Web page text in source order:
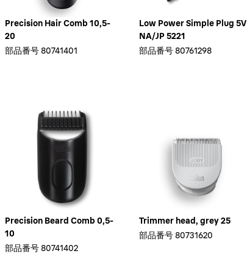
Precision Hair Comb 10,5-
20
部品番号80741401
Low Power Simple Plug 5V
NA/JP 5221
部品番号80761298
Precision Beard Comb 0,5-
10
部品番号80741402
Trimmer head, grey 25
部品番号80731620